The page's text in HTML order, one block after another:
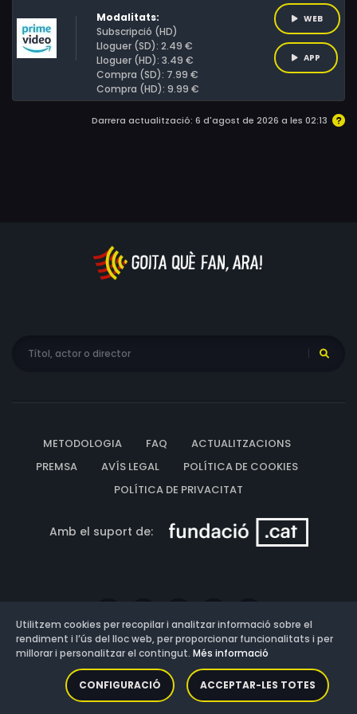
Modalitats:
Subscripció (HD)
Lloguer (SD): 2.49 €
Lloguer (HD): 3.49 €
Compra (SD): 7.99 €
Compra (HD): 9.99 €
WEB
APP
Darrera actualització: 6 d'agost de 2026 a les 02:13
METODOLOGIA FAQ
ACTUALITZACIONS
PREMSA
AVÍS LEGAL
POLÍTICA DE COOKIES
POLÍTICA DE PRIVACITAT
Amb el suport de:
Versió: 3.13.0.202607011342
Utilitzem cookies per recopilar i analitzar informació sobre el
rendiment i l’ús del lloc web, per proporcionar funcionalitats i per
millorar i personalitzar el contingut. Més informació
CONFIGURACIÓ ACCEPTAR-LES TOTES